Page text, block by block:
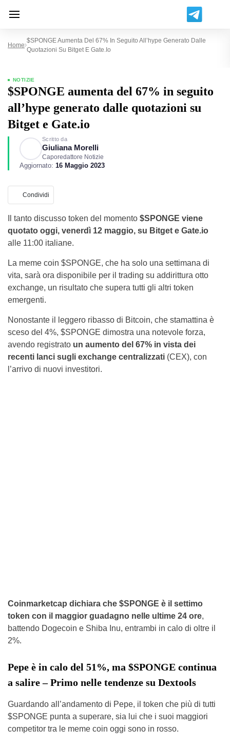
Home
$SPONGE Aumenta Del 67% In Seguito All’hype Generato Dalle
Quotazioni Su Bitget E Gate.io
NOTIZIE
$SPONGE aumenta del 67% in seguito
all’hype generato dalle quotazioni su
Bitget e Gate.io
Scritto da
Giuliana Morelli
Caporedattore Notizie
Aggiornato: 16 Maggio 2023
Condividi
Il tanto discusso token del momento $SPONGE viene
quotato oggi, venerdì 12 maggio, su Bitget e Gate.io
alle 11:00 italiane.
La meme coin $SPONGE, che ha solo una settimana di
vita, sarà ora disponibile per il trading su addirittura otto
exchange, un risultato che supera tutti gli altri token
emergenti.
Nonostante il leggero ribasso di Bitcoin, che stamattina è
sceso del 4%, $SPONGE dimostra una notevole forza,
avendo registrato un aumento del 67% in vista dei
recenti lanci sugli exchange centralizzati (CEX), con
l’arrivo di nuovi investitori.
Coinmarketcap dichiara che $SPONGE è il settimo
token con il maggior guadagno nelle ultime 24 ore,
battendo Dogecoin e Shiba Inu, entrambi in calo di oltre il
2%.
Pepe è in calo del 51%, ma $SPONGE continua
a salire – Primo nelle tendenze su Dextools
Guardando all’andamento di Pepe, il token che più di tutti
$SPONGE punta a superare, sia lui che i suoi maggiori
competitor tra le meme coin oggi sono in rosso.